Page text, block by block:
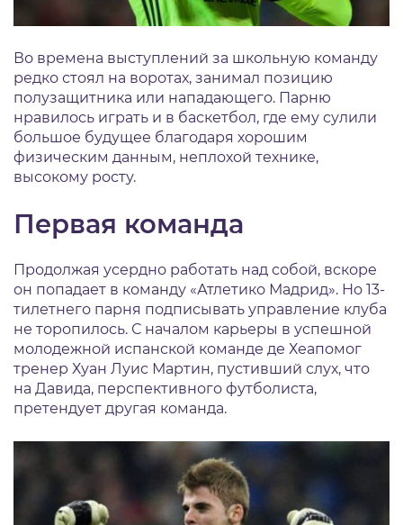
Во времена выступлений за школьную команду
редко стоял на воротах, занимал позицию
полузащитника или нападающего. Парню
нравилось играть и в баскетбол, где ему сулили
большое будущее благодаря хорошим
физическим данным, неплохой технике,
высокому росту.
Первая команда
Продолжая усердно работать над собой, вскоре
он попадает в команду «Атлетико Мадрид». Но 13-
тилетнего парня подписывать управление клуба
не торопилось. С началом карьеры в успешной
молодежной испанской команде де Хеапомог
тренер Хуан Луис Мартин, пустивший слух, что
на Давида, перспективного футболиста,
претендует другая команда.